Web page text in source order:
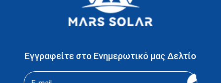
Εγγραφείτε στο Ενημερωτικό μας Δελτίο